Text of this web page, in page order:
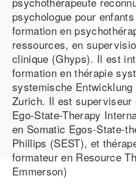
psychologue pour
formation en
ressources, en
clinique (Ghyps). Il est
formation en thérapie
systemische
Zurich. Il est
Ego-State-Therapy
en Somatic Egos-State-
Phillips (SEST), et
formateur en Resource
Emmerson)